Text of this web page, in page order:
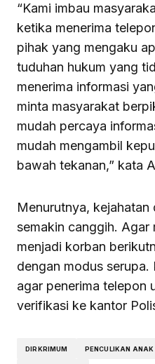
“Kami imbau
ketika menerima
pihak yang mengaku
tuduhan hukum yang
menerima informasi
minta masyarakat
mudah percaya
mudah mengambil
bawah tekanan,” kata
Menurutnya, kejahatan
semakin canggih. Agar
menjadi korban
dengan modus serupa.
agar penerima telepon
verifikasi ke kantor
DIRKRIMUM PENCULIKAN ANAK